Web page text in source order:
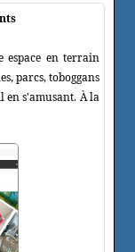
espace en terrain
parcs, toboggans
en s'amusant. À la